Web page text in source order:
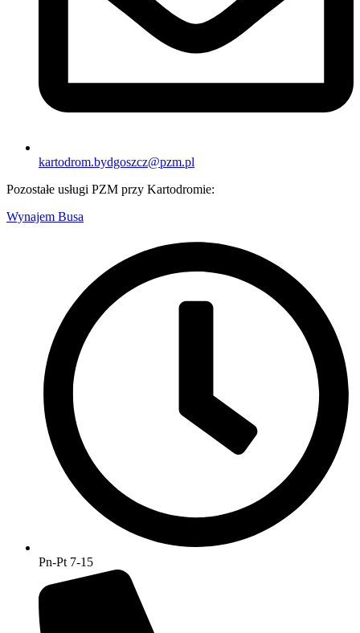
kartodrom.bydgoszcz@pzm.pl
Pozostałe usługi PZM przy Kartodromie:
Wynajem Busa
Pn-Pt 7-15